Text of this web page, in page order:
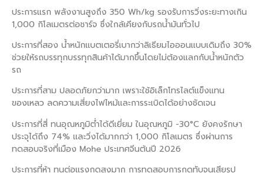
ประการแรก พลังงานสูงถึง 350 Wh/kg รองรับการวิ่งระยะทางเกิน
1,000 กิโลเมตรต่อชาร์จ ซึ่งใกล้เคียงกับรถน้ำมันทั่วไป
ประการที่สอง น้ำหนักแบตเตอรี่เบากว่าลิเธียมไอออนแบบเดิมถึง 30%
ช่วยให้รถบรรทุกบรรทุกสินค้าได้มากขึ้นโดยไม่ต้องแลกกับน้ำหนักตัว
รถ
ประการที่สาม ปลอดภัยกว่ามาก เพราะใช้อิเล็กโทรไลต์แข็งแทน
ของเหลว ลดความเสี่ยงไฟไหม้และการระเบิดได้อย่างชัดเจน
ประการที่สี่ ทนอุณหภูมิต่ำได้ดีเยี่ยม ในอุณหภูมิ -30°C ยังคงรักษา
ประจุได้ถึง 74% และวิ่งได้มากกว่า 1,000 กิโลเมตร ซึ่งผ่านการ
ทดสอบจริงที่เมือง Mohe ประเทศจีนต้นปี 2026
ประการที่ห้า ทนต่อแรงกดสูงมาก การทดสอบการกดทับจนเสียรูป